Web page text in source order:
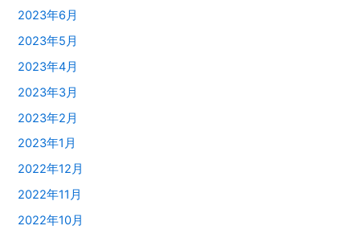
2023年6月
2023年5月
2023年4月
2023年3月
2023年2月
2023年1月
2022年12月
2022年11月
2022年10月